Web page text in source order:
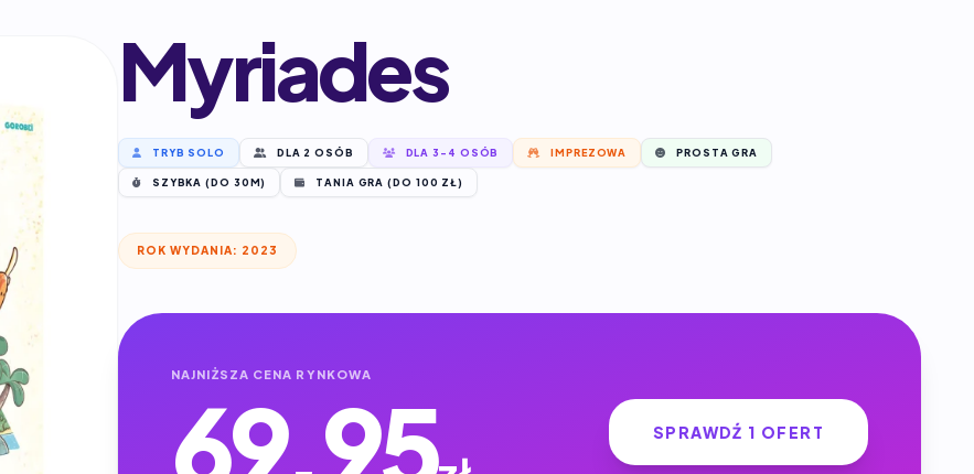
Myriades
TRYB SOLO DLA 2 OSÓB DLA 3-4 OSÓB IMPREZOWA PROSTA GRA
SZYBKA (DO 30M) TANIA GRA (DO 100 ZŁ)
ROK WYDANIA: 2023
NAJNIŻSZA CENA RYNKOWA
69.95 SPRAWDŹ 1 OFERT